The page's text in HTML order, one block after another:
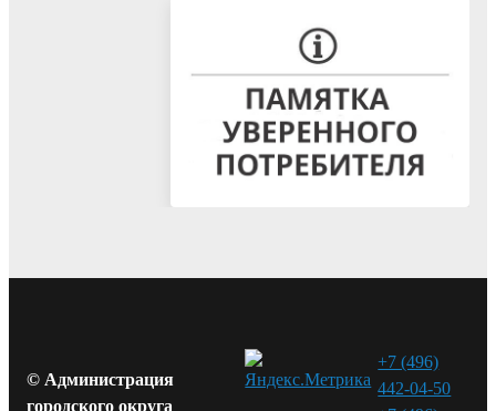
© Администрация
городского округа
+7 (496)
442-04-50